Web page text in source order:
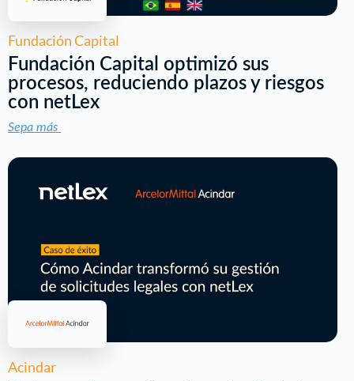
Fundación Capital
Fundación Capital optimizó sus
procesos, reduciendo plazos y riesgos
con netLex
Sepa más
Acindar